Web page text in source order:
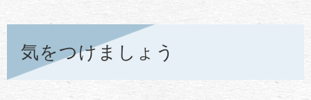
気をつけましょう